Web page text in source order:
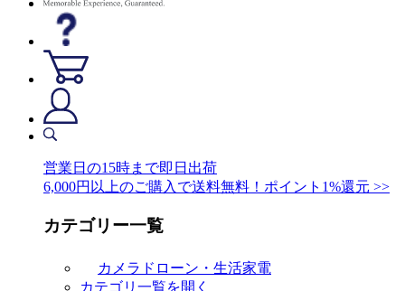
営業日の15時まで即日出荷
6,000円以上のご購入で送料無料！ポイント1%還元 >>
カテゴリー一覧
カメラドローン・生活家電
カテゴリ一覧を開く